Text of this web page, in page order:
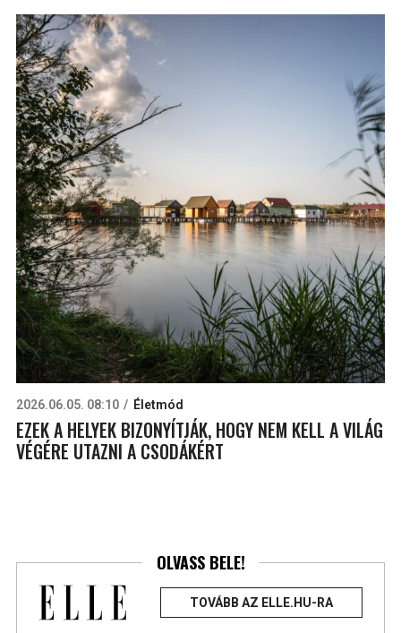
2026.06.05. 08:10 Életmód
EZEK A HELYEK BIZONYÍTJÁK, HOGY NEM KELL A VILÁG
VÉGÉRE UTAZNI A CSODÁKÉRT
OLVASS BELE!
TOVÁBB AZ ELLE.HU-RA